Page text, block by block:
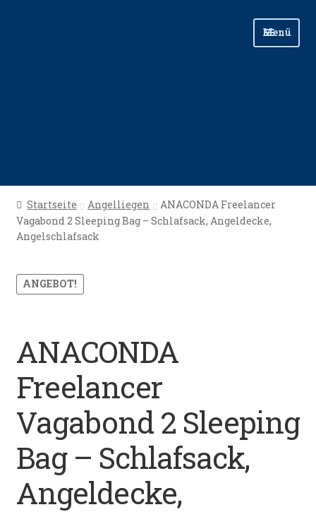
Menü
Start
Angellinks
Angelvideos
Impressum
Kontakt
Shop
Startseite Angelliegen
ANACONDA Freelancer
Vagabond 2 Sleeping Bag – Schlafsack, Angeldecke,
Angelschlafsack
ANGEBOT!
ANACONDA
Freelancer
Vagabond 2 Sleeping
Bag – Schlafsack,
Angeldecke,